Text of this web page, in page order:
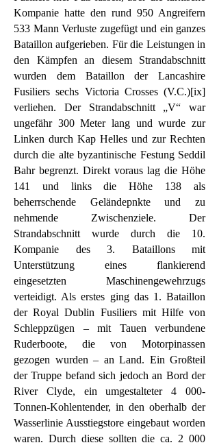
Kompanie hatte den rund 950 Angreifern
533 Mann Verluste zugefügt und ein ganzes
Bataillon aufgerieben. Für die Leistungen in
den Kämpfen an diesem Strandabschnitt
wurden dem Bataillon der Lancashire
Fusiliers sechs Victoria Crosses (V.C.)[ix]
verliehen. Der Strandabschnitt „V“ war
ungefähr 300 Meter lang und wurde zur
Linken durch Kap Helles und zur Rechten
durch die alte byzantinische Festung Seddil
Bahr begrenzt. Direkt voraus lag die Höhe
141 und links die Höhe 138 als
beherrschende Geländepnkte und zu
nehmende Zwischenziele. Der
Strandabschnitt wurde durch die 10.
Kompanie des 3. Bataillons mit
Unterstützung eines flankierend
eingesetzten Maschinengewehrzugs
verteidigt. Als erstes ging das 1. Bataillon
der Royal Dublin Fusiliers mit Hilfe von
Schleppzügen – mit Tauen verbundene
Ruderboote, die von Motorpinassen
gezogen wurden – an Land. Ein Großteil
der Truppe befand sich jedoch an Bord der
River Clyde, ein umgestalteter 4 000-
Tonnen-Kohlentender, in den oberhalb der
Wasserlinie Ausstiegstore eingebaut worden
waren. Durch diese sollten die ca. 2 000